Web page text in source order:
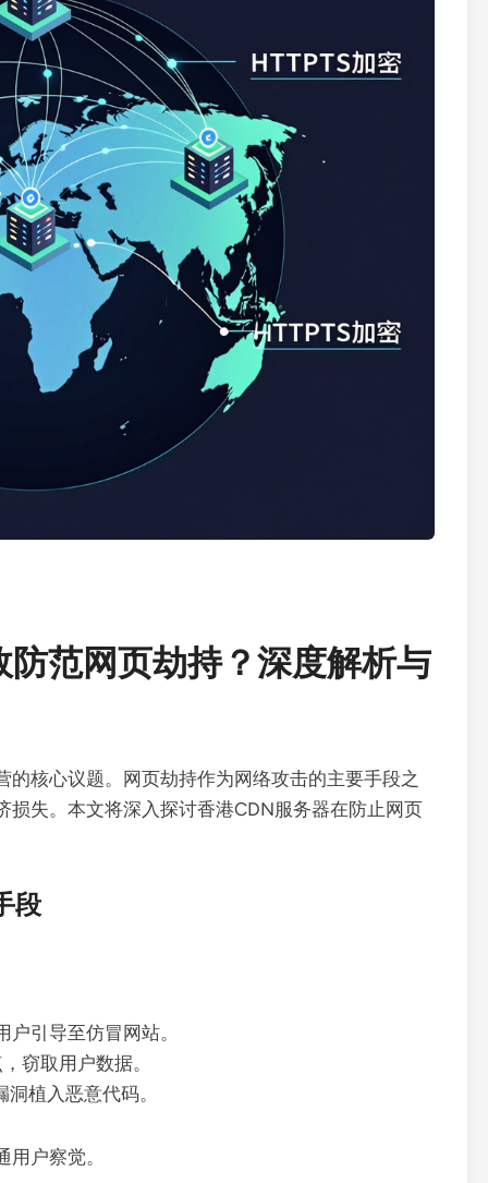
范网页劫持？深度解析与
核心议题。网页劫持作为网络攻击的主要手段之
失。本文将深入探讨香港CDN服务器在防止网页
段
引导至仿冒网站。
窃取用户数据。
植入恶意代码。
户察觉。